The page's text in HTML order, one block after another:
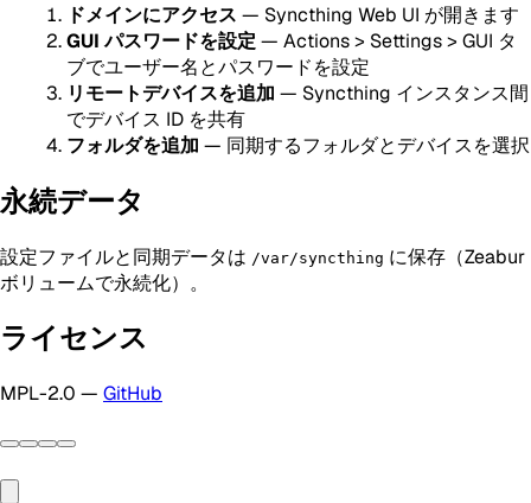
ドメインにアクセス — Syncthing Web UI が開きます
GUI パスワードを設定 — Actions > Settings > GUI タ
ブでユーザー名とパスワードを設定
リモートデバイスを追加 — Syncthing インスタンス間
でデバイス ID を共有
フォルダを追加 — 同期するフォルダとデバイスを選択
永続データ
設定ファイルと同期データは /var/syncthing に保存（Zeabur
ボリュームで永続化）。
ライセンス
MPL-2.0 — GitHub